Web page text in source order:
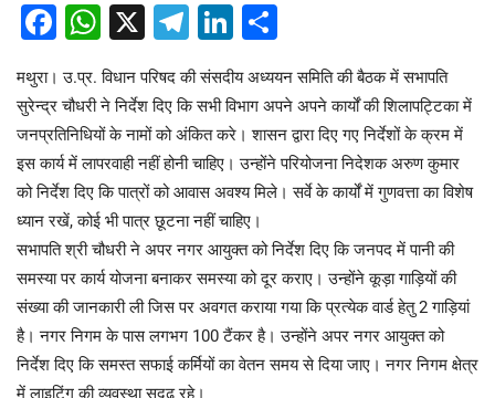
Facebook
WhatsApp
X Telegram
LinkedIn
मथुरा। उ.प्र. विधान परिषद की संसदीय अध्ययन समिति की बैठक में सभापति
सुरेन्द्र चौधरी ने निर्देश दिए कि सभी विभाग अपने अपने कार्यों की शिलापट्टिका में
जनप्रतिनिधियों के नामों को अंकित करे। शासन द्वारा दिए गए निर्देशों के क्रम में
इस कार्य में लापरवाही नहीं होनी चाहिए। उन्होंने परियोजना निदेशक अरुण कुमार
को निर्देश दिए कि पात्रों को आवास अवश्य मिले। सर्वे के कार्यों में गुणवत्ता का विशेष
ध्यान रखें, कोई भी पात्र छूटना नहीं चाहिए।
सभापति श्री चौधरी ने अपर नगर आयुक्त को निर्देश दिए कि जनपद में पानी की
समस्या पर कार्य योजना बनाकर समस्या को दूर कराए। उन्होंने कूड़ा गाड़ियों की
संख्या की जानकारी ली जिस पर अवगत कराया गया कि प्रत्येक वार्ड हेतु 2 गाड़ियां
है। नगर निगम के पास लगभग 100 टैंकर है। उन्होंने अपर नगर आयुक्त को
निर्देश दिए कि समस्त सफाई कर्मियों का वेतन समय से दिया जाए। नगर निगम क्षेत्र
में लाइटिंग की व्यवस्था सुदृढ़ रहे।